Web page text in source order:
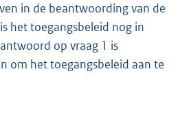
in de beantwoording van de
het toegangsbeleid nog in
op vraag 1 is
om het toegangsbeleid aan te